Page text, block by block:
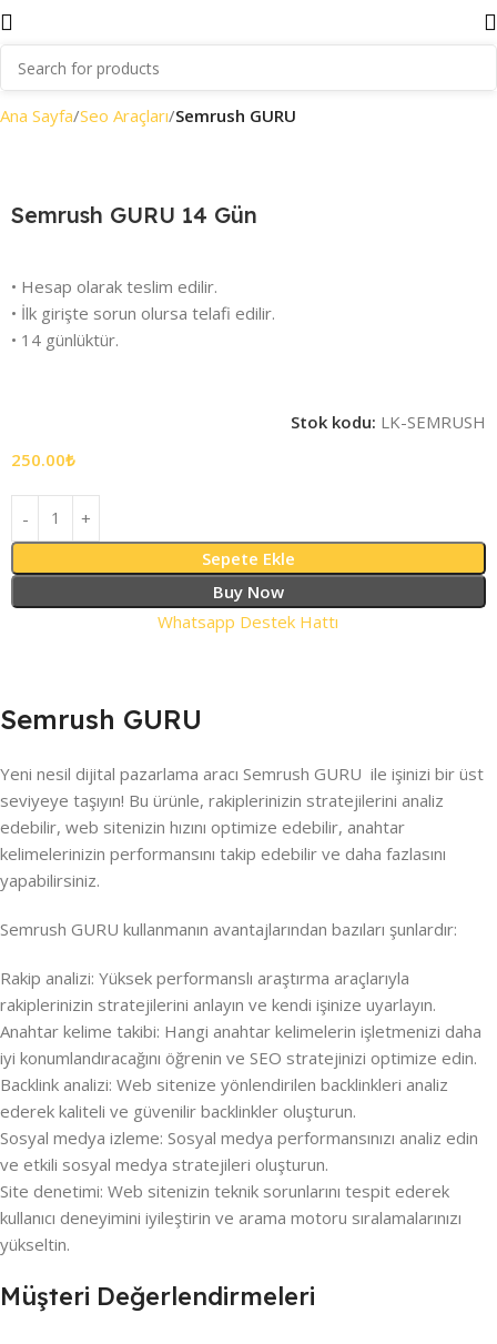
Ana Sayfa Seo Araçları Semrush GURU
Semrush GURU 14 Gün
• Hesap olarak teslim edilir.
• İlk girişte sorun olursa telafi edilir.
• 14 günlüktür.
Stok kodu: LK-SEMRUSH
250.00₺
Sepete Ekle
Buy Now
Whatsapp Destek Hattı
Semrush GURU
Yeni nesil dijital pazarlama aracı Semrush GURU ile işinizi bir üst
seviyeye taşıyın! Bu ürünle, rakiplerinizin stratejilerini analiz
edebilir, web sitenizin hızını optimize edebilir, anahtar
kelimelerinizin performansını takip edebilir ve daha fazlasını
yapabilirsiniz.
Semrush GURU kullanmanın avantajlarından bazıları şunlardır:
Rakip analizi: Yüksek performanslı araştırma araçlarıyla
rakiplerinizin stratejilerini anlayın ve kendi işinize uyarlayın.
Anahtar kelime takibi: Hangi anahtar kelimelerin işletmenizi daha
iyi konumlandıracağını öğrenin ve SEO stratejinizi optimize edin.
Backlink analizi: Web sitenize yönlendirilen backlinkleri analiz
ederek kaliteli ve güvenilir backlinkler oluşturun.
Sosyal medya izleme: Sosyal medya performansınızı analiz edin
ve etkili sosyal medya stratejileri oluşturun.
Site denetimi: Web sitenizin teknik sorunlarını tespit ederek
kullanıcı deneyimini iyileştirin ve arama motoru sıralamalarınızı
yükseltin.
Müşteri Değerlendirmeleri